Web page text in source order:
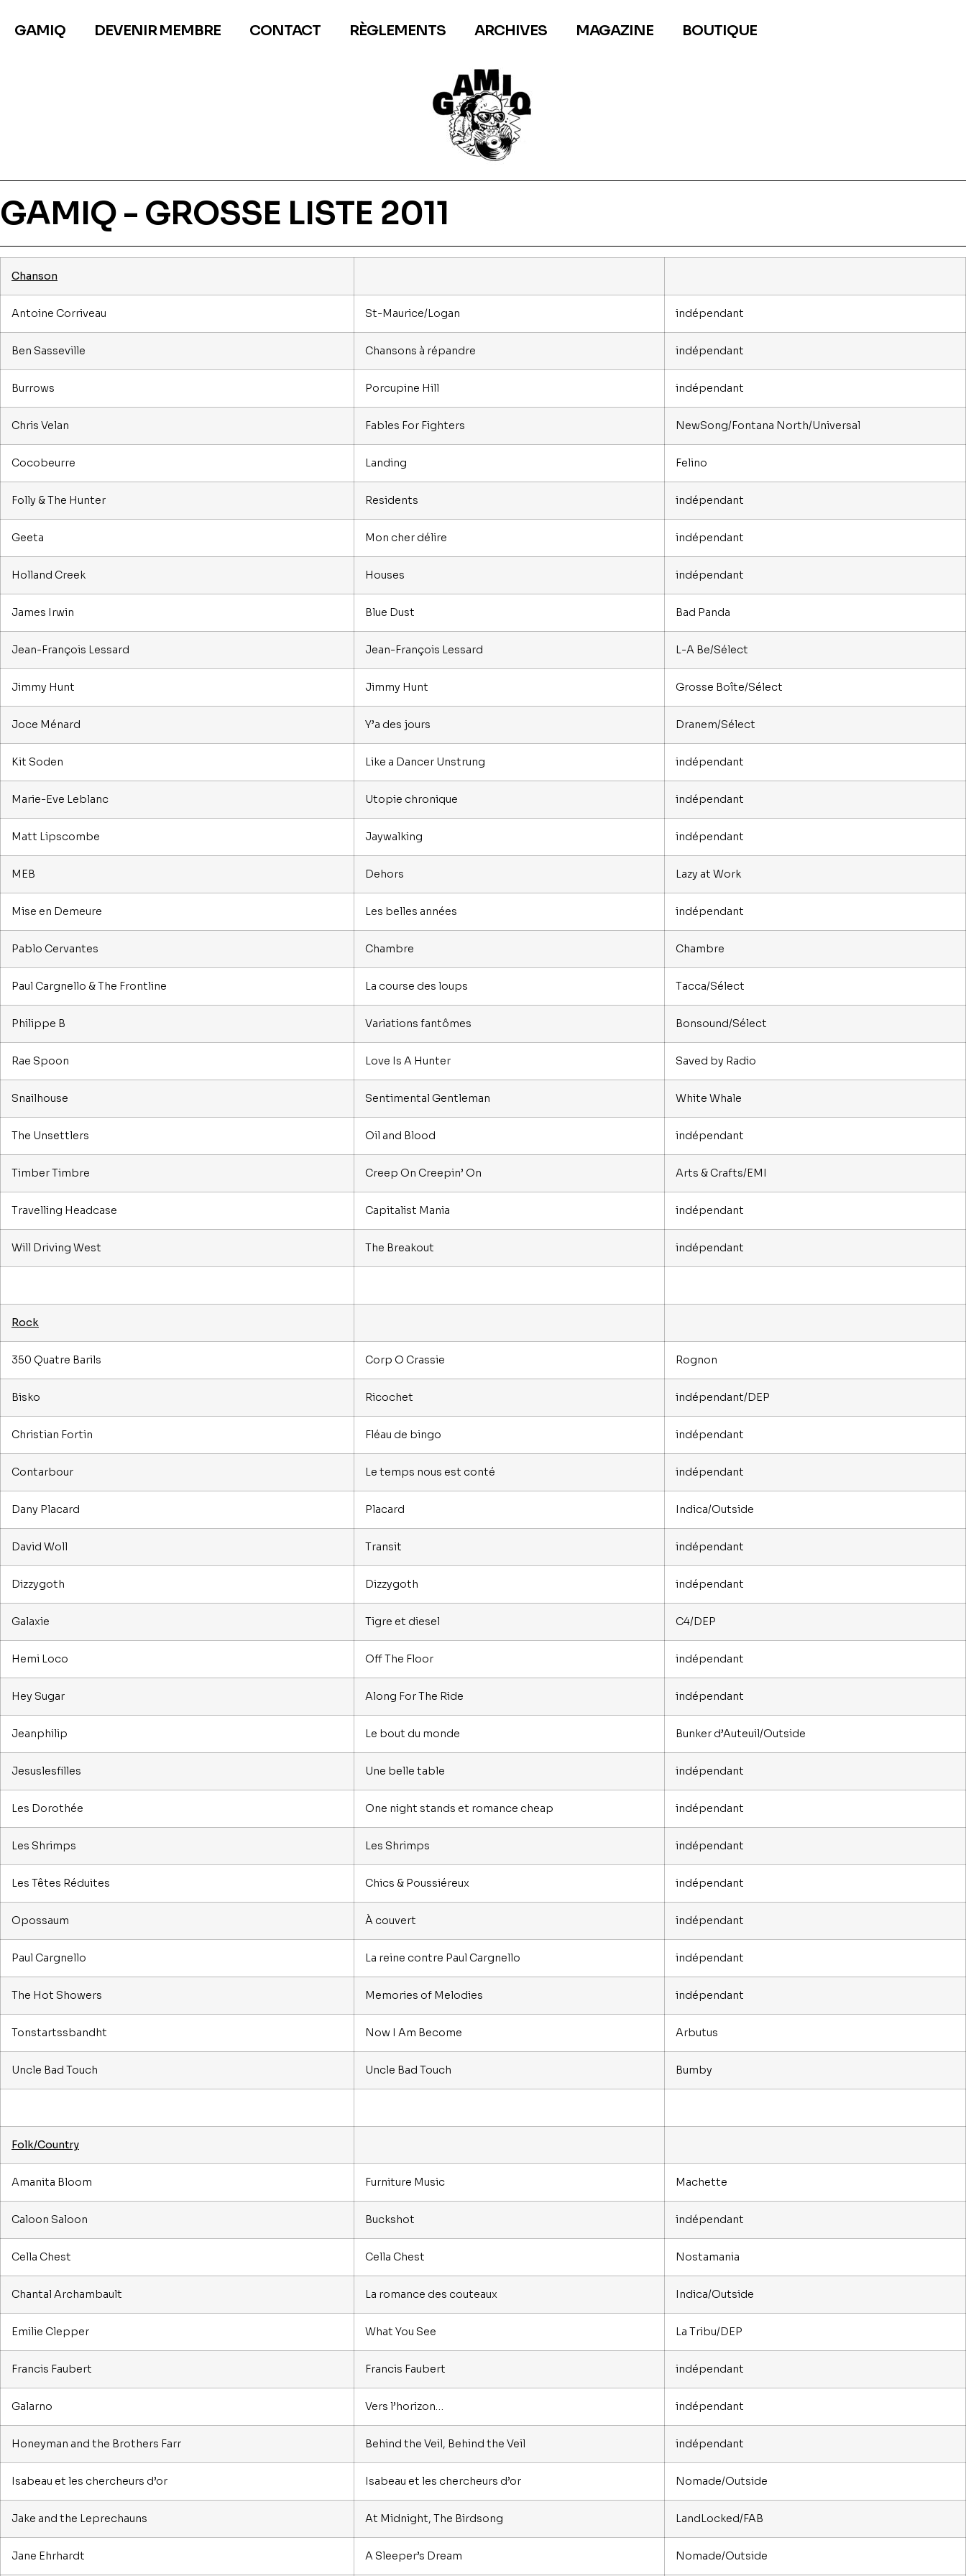
GAMIQ DEVENIR MEMBRE CONTACT RÈGLEMENTS ARCHIVES MAGAZINE BOUTIQUE
GAMIQ - GROSSE LISTE 2011
Chanson
Antoine Corriveau St-Maurice/Logan indépendant
Ben Sasseville Chansons à répandre indépendant
Burrows Porcupine Hill indépendant
Chris Velan Fables For Fighters NewSong/Fontana North/Universal
Cocobeurre Landing Felino
Folly & The Hunter Residents indépendant
Geeta Mon cher délire indépendant
Holland Creek Houses indépendant
James Irwin Blue Dust Bad Panda
Jean-François Lessard Jean-François Lessard L-A Be/Sélect
Jimmy Hunt Jimmy Hunt Grosse Boîte/Sélect
Joce Ménard Y’a des jours Dranem/Sélect
Kit Soden Like a Dancer Unstrung indépendant
Marie-Eve Leblanc Utopie chronique indépendant
Matt Lipscombe Jaywalking indépendant
MEB Dehors Lazy at Work
Mise en Demeure Les belles années indépendant
Pablo Cervantes Chambre Chambre
Paul Cargnello & The Frontline La course des loups Tacca/Sélect
Philippe B Variations fantômes Bonsound/Sélect
Rae Spoon Love Is A Hunter Saved by Radio
Snailhouse Sentimental Gentleman White Whale
The Unsettlers Oil and Blood indépendant
Timber Timbre Creep On Creepin’ On Arts & Crafts/EMI
Travelling Headcase Capitalist Mania indépendant
Will Driving West The Breakout indépendant
Rock
350 Quatre Barils Corp O Crassie Rognon
Bisko Ricochet indépendant/DEP
Christian Fortin Fléau de bingo indépendant
Contarbour Le temps nous est conté indépendant
Dany Placard Placard Indica/Outside
David Woll Transit indépendant
Dizzygoth Dizzygoth indépendant
Galaxie Tigre et diesel C4/DEP
Hemi Loco Off The Floor indépendant
Hey Sugar Along For The Ride indépendant
Jeanphilip Le bout du monde Bunker d’Auteuil/Outside
Jesuslesfilles Une belle table indépendant
Les Dorothée One night stands et romance cheap indépendant
Les Shrimps Les Shrimps indépendant
Les Têtes Réduites Chics & Poussiéreux indépendant
Opossaum À couvert indépendant
Paul Cargnello La reine contre Paul Cargnello indépendant
The Hot Showers Memories of Melodies indépendant
Tonstartssbandht Now I Am Become Arbutus
Uncle Bad Touch Uncle Bad Touch Bumby
Folk/Country
Amanita Bloom Furniture Music Machette
Caloon Saloon Buckshot indépendant
Cella Chest Cella Chest Nostamania
Chantal Archambault La romance des couteaux Indica/Outside
Emilie Clepper What You See La Tribu/DEP
Francis Faubert Francis Faubert indépendant
Galarno Vers l’horizon… indépendant
Honeyman and the Brothers Farr Behind the Veil, Behind the Veil indépendant
Isabeau et les chercheurs d’or Isabeau et les chercheurs d’or Nomade/Outside
Jake and the Leprechauns At Midnight, The Birdsong LandLocked/FAB
Jane Ehrhardt A Sleeper’s Dream Nomade/Outside